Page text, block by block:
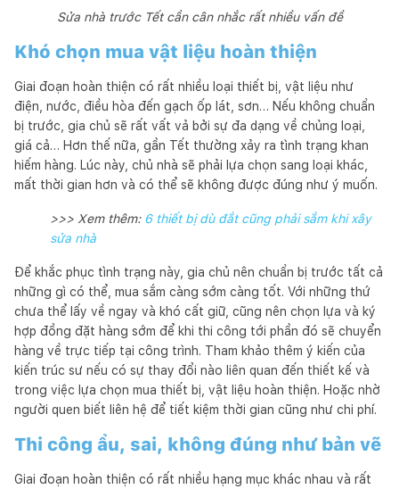
Sửa nhà trước Tết cần cân nhắc rất nhiều vấn đề
Khó chọn mua vật liệu hoàn thiện
Giai đoạn hoàn thiện có rất nhiều loại thiết bị, vật liệu như
điện, nước, điều hòa đến gạch ốp lát, sơn… Nếu không chuẩn
bị trước, gia chủ sẽ rất vất vả bởi sự đa dạng về chủng loại,
giá cả… Hơn thế nữa, gần Tết thường xảy ra tình trạng khan
hiếm hàng. Lúc này, chủ nhà sẽ phải lựa chọn sang loại khác,
mất thời gian hơn và có thể sẽ không được đúng như ý muốn.
>>> Xem thêm: 6 thiết bị dù đắt cũng phải sắm khi xây
sửa nhà
Để khắc phục tình trạng này, gia chủ nên chuẩn bị trước tất cả
những gì có thể, mua sắm càng sớm càng tốt. Với những thứ
chưa thể lấy về ngay và khó cất giữ, cũng nên chọn lựa và ký
hợp đồng đặt hàng sớm để khi thi công tới phần đó sẽ chuyển
hàng về trực tiếp tại công trình. Tham khảo thêm ý kiến của
kiến trúc sư nếu có sự thay đổi nào liên quan đến thiết kế và
trong việc lựa chọn mua thiết bị, vật liệu hoàn thiện. Hoặc nhờ
người quen biết liên hệ để tiết kiệm thời gian cũng như chi phí.
Thi công ẩu, sai, không đúng như bản vẽ
Giai đoạn hoàn thiện có rất nhiều hạng mục khác nhau và rất